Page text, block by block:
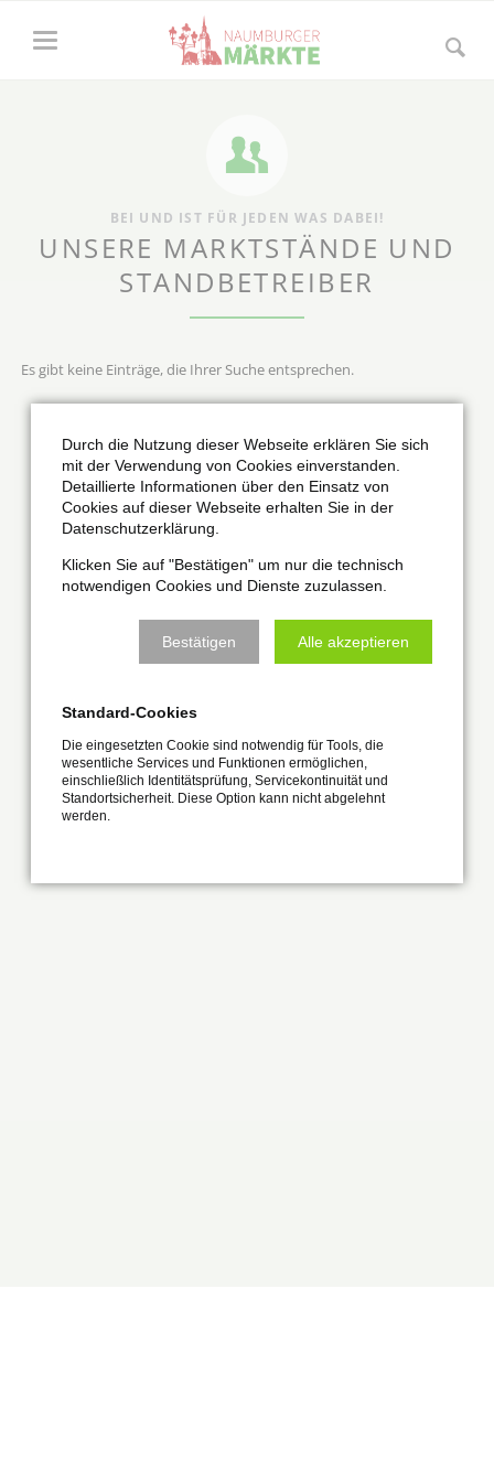
BEI UND IST FÜR JEDEN WAS DABEI!
UNSERE MARKTSTÄNDE UND
STANDBETREIBER
Es gibt keine Einträge, die Ihrer Suche entsprechen.
ZURÜCK
Durch die Nutzung dieser Webseite erklären Sie sich
mit der Verwendung von Cookies einverstanden.
Detaillierte Informationen über den Einsatz von
Cookies auf dieser Webseite erhalten Sie in der
Datenschutzerklärung.
Klicken Sie auf "Bestätigen" um nur die technisch
notwendigen Cookies und Dienste zuzulassen.
Bestätigen Alle akzeptieren
Standard-Cookies
Die eingesetzten Cookie sind notwendig für Tools, die
wesentliche Services und Funktionen ermöglichen,
einschließlich Identitätsprüfung, Servicekontinuität und
Standortsicherheit. Diese Option kann nicht abgelehnt
werden.